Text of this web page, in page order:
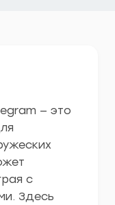
— это
с
Здесь